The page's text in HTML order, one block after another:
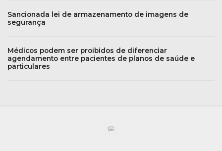
Sancionada lei de armazenamento de imagens de
segurança
Médicos podem ser proibidos de diferenciar
agendamento entre pacientes de planos de saúde e
particulares